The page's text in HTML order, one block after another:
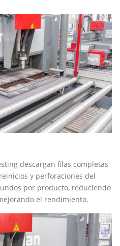
descargan filas completas
y perforaciones del
por producto, reduciendo
el rendimiento.